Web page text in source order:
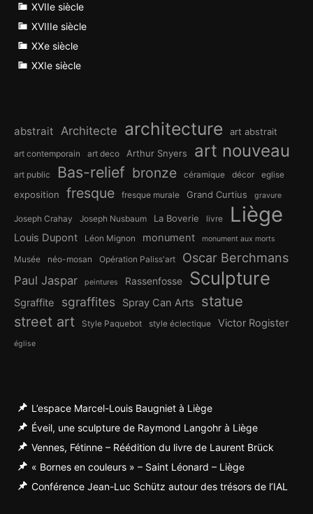
XVIIe siècle
XVIIIe siècle
XXe siècle
XXIe siècle
abstrait Architecte architecture art abstrait
art contemporain art deco Arthur Snyers art nouveau
art public Bas-relief bronze céramique décor eglise
exposition fresque fresque murale Grand Curtius gravure
Joseph Crahay Joseph Nusbaum La Boverie livre Liège
Louis Dupont Léon Mignon monument monument aux morts
Musée néo-mosan Opération Paliss'art Oscar Berchmans
Paul Jaspar peintures Rassenfosse Sculpture
Sgraffite sgraffites Spray Can Arts statue
street art Style Paquebot style éclectique Victor Rogister
église
L’espace Marcel-Louis Baugniet à Liège
Éveil, une sculpture de Raymond Langohr à Liège
Vennes, Fétinne – Réédition du livre de Laurent Brück
« Bornes en couleurs » – Saint Léonard – Liège
Conférence Jean-Luc Schütz autour des trésors de l’IAL